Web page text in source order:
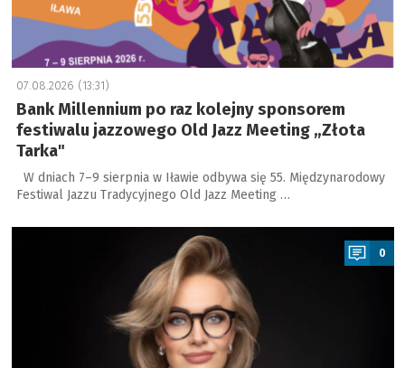
07.08.2026 (13:31)
Bank Millennium po raz kolejny sponsorem
festiwalu jazzowego Old Jazz Meeting „Złota
Tarka"
W dniach 7–9 sierpnia w Iławie odbywa się 55. Międzynarodowy
Festiwal Jazzu Tradycyjnego Old Jazz Meeting …
a
0